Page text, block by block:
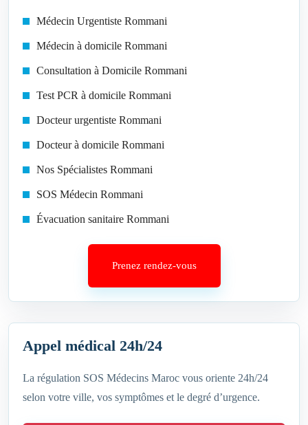
Médecin Urgentiste Rommani
Médecin à domicile Rommani
Consultation à Domicile Rommani
Test PCR à domicile Rommani
Docteur urgentiste Rommani
Docteur à domicile Rommani
Nos Spécialistes Rommani
SOS Médecin Rommani
Évacuation sanitaire Rommani
Prenez rendez-vous
Appel médical 24h/24
La régulation SOS Médecins Maroc vous oriente 24h/24
selon votre ville, vos symptômes et le degré d’urgence.